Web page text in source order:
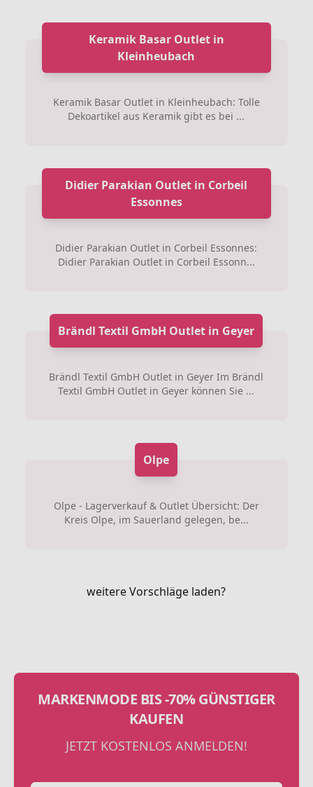
Keramik Basar Outlet in
Kleinheubach
Keramik Basar Outlet in Kleinheubach: Tolle
Dekoartikel aus Keramik gibt es bei ...
Didier Parakian Outlet in Corbeil
Essonnes
Didier Parakian Outlet in Corbeil Essonnes:
Didier Parakian Outlet in Corbeil Essonn...
Brändl Textil GmbH Outlet in Geyer
Brändl Textil GmbH Outlet in Geyer Im Brändl
Textil GmbH Outlet in Geyer können Sie ...
Olpe
Olpe - Lagerverkauf & Outlet Übersicht: Der
Kreis Olpe, im Sauerland gelegen, be...
weitere Vorschläge laden?
MARKENMODE BIS -70% GÜNSTIGER
KAUFEN
JETZT KOSTENLOS ANMELDEN!